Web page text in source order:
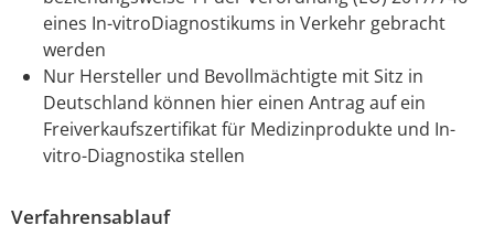
eines In-vitroDiagnostikums in Verkehr gebracht
werden
Nur Hersteller und Bevollmächtigte mit Sitz in
Deutschland können hier einen Antrag auf ein
Freiverkaufszertifikat für Medizinprodukte und In-
vitro-Diagnostika stellen
Verfahrensablauf